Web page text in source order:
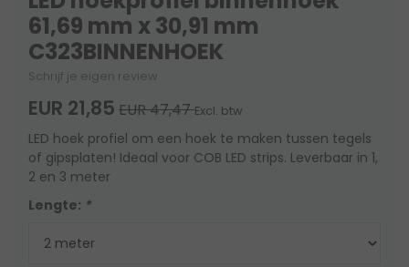
61,69 mm x 30,91 mm
C323BINNENHOEK
Schrijf je eigen review
EUR 21,85 EUR 47,47Excl. btw
LED hoek profiel om een hoek te maken tussen tegels
of gipsplaten! Ideaal voor COB LED strips. Leverbaar in 1,
2 en 3 meter
Lengte: *